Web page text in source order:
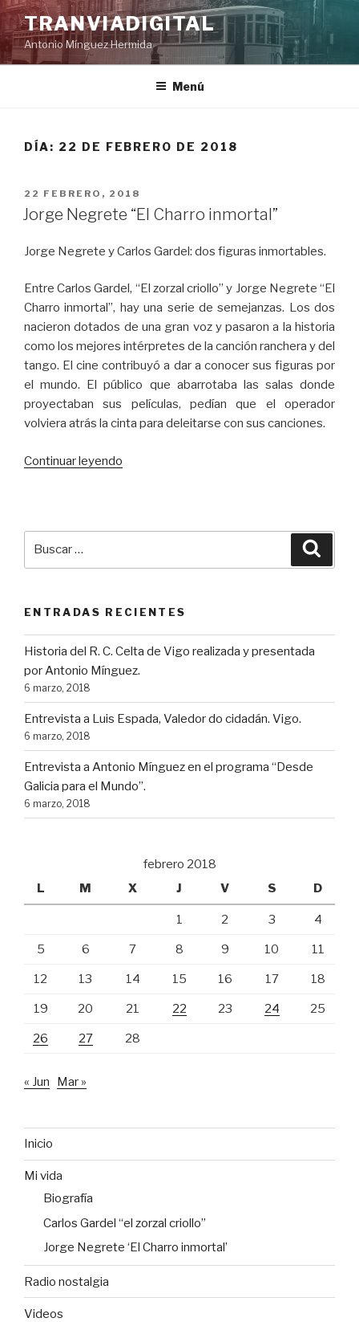
Saltar
contenido
TRANVIADIGITAL
Antonio Mínguez Hermida
Menú
DÍA: 22 DE FEBRERO DE 2018
PUBLICADO
EL
22 FEBRERO, 2018
Jorge Negrete “El Charro inmortal”
Jorge Negrete y Carlos Gardel: dos figuras inmortables.
Entre Carlos Gardel, “El zorzal criollo” y Jorge Negrete “El
Charro inmortal”, hay una serie de semejanzas. Los dos
nacieron dotados de una gran voz y pasaron a la historia
como los mejores intérpretes de la canción ranchera y del
tango. El cine contribuyó a dar a conocer sus figuras por
el mundo. El público que abarrotaba las salas donde
proyectaban sus películas, pedían que el operador
volviera atrás la cinta para deleitarse con sus canciones.
Continuar leyendo
ENTRADAS RECIENTES
Historia del R. C. Celta de Vigo realizada y presentada
por Antonio Mínguez.
6 marzo, 2018
Entrevista a Luis Espada, Valedor do cidadán. Vigo.
6 marzo, 2018
Entrevista a Antonio Mínguez en el programa “Desde
Galicia para el Mundo”.
6 marzo, 2018
febrero 2018
L
M X J V S D
1 2 3 4
5 6 7 8 9 10 11
12 13 14 15 16 17 18
19 20 21 22 23 24 25
26 27 28
« Jun Mar »
Inicio
Mi vida
Biografía
Carlos Gardel “el zorzal criollo”
Jorge Negrete ‘El Charro inmortal’
Radio nostalgia
Videos